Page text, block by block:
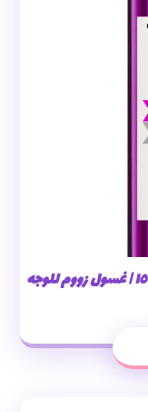
PROCSIN XOOM face cleansing ١٥٠ml | غسول زووم للوجه